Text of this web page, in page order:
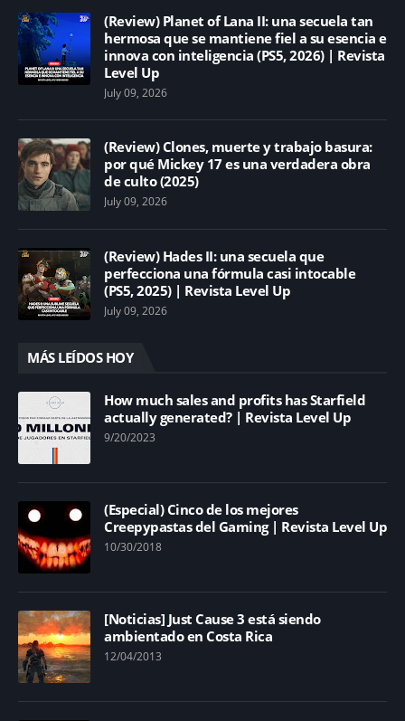
(Review) Planet of Lana II: una secuela tan
hermosa que se mantiene fiel a su esencia e
innova con inteligencia (PS5, 2026) | Revista
Level Up
July 09, 2026
(Review) Clones, muerte y trabajo basura:
por qué Mickey 17 es una verdadera obra
de culto (2025)
July 09, 2026
(Review) Hades II: una secuela que
perfecciona una fórmula casi intocable
(PS5, 2025) | Revista Level Up
July 09, 2026
MÁS LEÍDOS HOY
How much sales and profits has Starfield
actually generated? | Revista Level Up
9/20/2023
(Especial) Cinco de los mejores
Creepypastas del Gaming | Revista Level Up
10/30/2018
[Noticias] Just Cause 3 está siendo
ambientado en Costa Rica
12/04/2013